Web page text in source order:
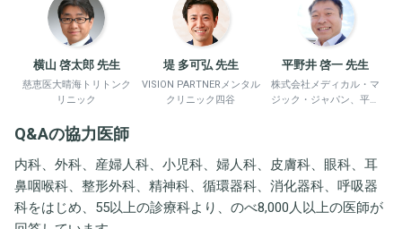
横山 啓太郎 先生
慈恵医大晴海トリトンク
リニック
堤 多可弘 先生
VISION PARTNERメンタル
クリニック四谷
平野井 啓一 先生
株式会社メディカル・マ
ジック・ジャパン、平野
Q&Aの協力医師
内科、外科、産婦人科、小児科、婦人科、皮膚科、眼科、耳
鼻咽喉科、整形外科、精神科、循環器科、消化器科、呼吸器
科をはじめ、55以上の診療科より、のべ8,000人以上の医師が